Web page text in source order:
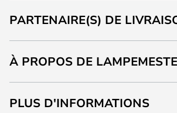
PARTENAIRE(S) DE
À PROPOS DE
PLUS D'INFORMATIONS